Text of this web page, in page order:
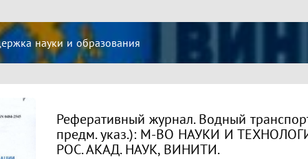
науки и образования
Реферативный журнал. Водный
предм. указ.): М-ВО НАУКИ И
РОС. АКАД. НАУК, ВИНИТИ.